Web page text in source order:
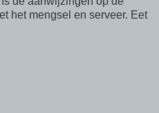
het mengsel en serveer. Eet